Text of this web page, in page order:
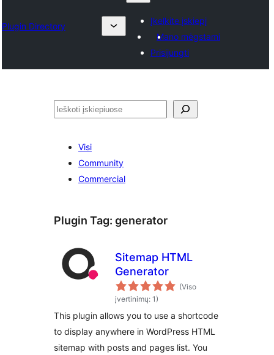
Plugin Directory
Įkelkite įskiepį
Mano mėgstami
Prisijungti
Paieška
Visi
Community
Commercial
Plugin Tag: generator
Sitemap HTML
Generator
(Viso
įvertinimų: 1)
This plugin allows you to use a shortcode
to display anywhere in WordPress HTML
sitemap with posts and pages list. You